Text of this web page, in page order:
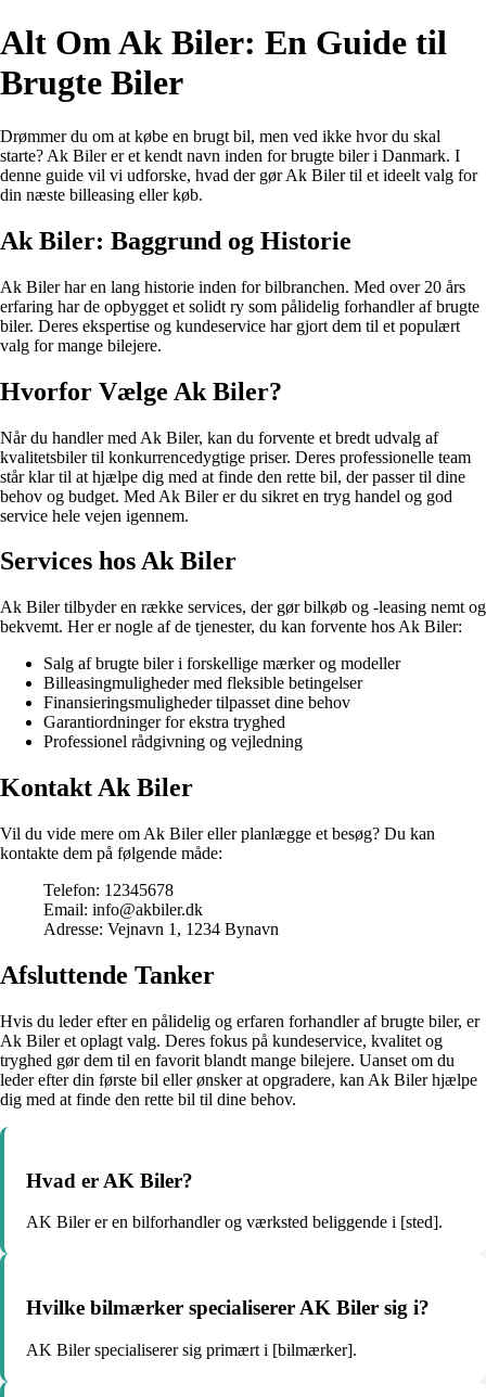
Alt Om Ak Biler: En Guide til
Brugte Biler
Drømmer du om at købe en brugt bil, men ved ikke hvor du skal
starte? Ak Biler er et kendt navn inden for brugte biler i Danmark. I
denne guide vil vi udforske, hvad der gør Ak Biler til et ideelt valg for
din næste billeasing eller køb.
Ak Biler: Baggrund og Historie
Ak Biler har en lang historie inden for bilbranchen. Med over 20 års
erfaring har de opbygget et solidt ry som pålidelig forhandler af brugte
biler. Deres ekspertise og kundeservice har gjort dem til et populært
valg for mange bilejere.
Hvorfor Vælge Ak Biler?
Når du handler med Ak Biler, kan du forvente et bredt udvalg af
kvalitetsbiler til konkurrencedygtige priser. Deres professionelle team
står klar til at hjælpe dig med at finde den rette bil, der passer til dine
behov og budget. Med Ak Biler er du sikret en tryg handel og god
service hele vejen igennem.
Services hos Ak Biler
Ak Biler tilbyder en række services, der gør bilkøb og -leasing nemt og
bekvemt. Her er nogle af de tjenester, du kan forvente hos Ak Biler:
Salg af brugte biler i forskellige mærker og modeller
Billeasingmuligheder med fleksible betingelser
Finansieringsmuligheder tilpasset dine behov
Garantiordninger for ekstra tryghed
Professionel rådgivning og vejledning
Kontakt Ak Biler
Vil du vide mere om Ak Biler eller planlægge et besøg? Du kan
kontakte dem på følgende måde:
Telefon: 12345678
Email: info@akbiler.dk
Adresse: Vejnavn 1, 1234 Bynavn
Afsluttende Tanker
Hvis du leder efter en pålidelig og erfaren forhandler af brugte biler, er
Ak Biler et oplagt valg. Deres fokus på kundeservice, kvalitet og
tryghed gør dem til en favorit blandt mange bilejere. Uanset om du
leder efter din første bil eller ønsker at opgradere, kan Ak Biler hjælpe
dig med at finde den rette bil til dine behov.
Hvad er AK Biler?
AK Biler er en bilforhandler og værksted beliggende i [sted].
Hvilke bilmærker specialiserer AK Biler sig i?
AK Biler specialiserer sig primært i [bilmærker].